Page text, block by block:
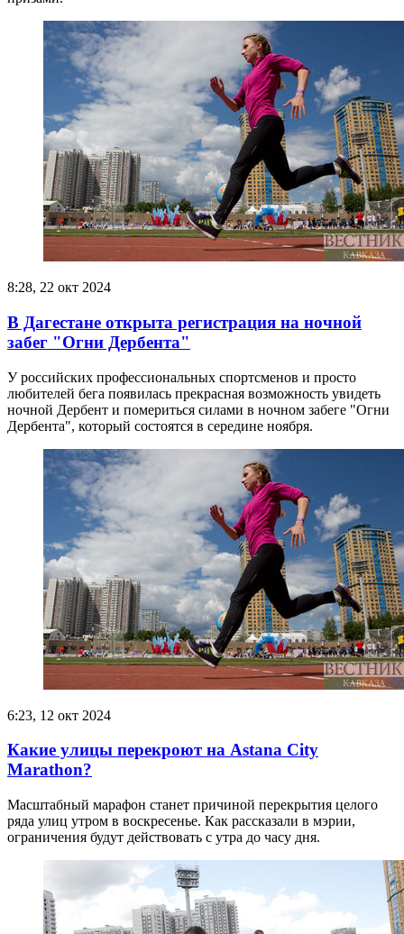
8:28, 22 окт 2024
В Дагестане открыта регистрация на ночной
забег "Огни Дербента"
У российских профессиональных спортсменов и просто
любителей бега появилась прекрасная возможность увидеть
ночной Дербент и помериться силами в ночном забеге "Огни
Дербента", который состоятся в середине ноября.
6:23, 12 окт 2024
Какие улицы перекроют на Astana City
Marathon?
Масштабный марафон станет причиной перекрытия целого
ряда улиц утром в воскресенье. Как рассказали в мэрии,
ограничения будут действовать с утра до часу дня.